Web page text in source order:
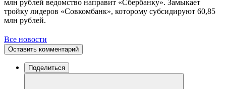
млн рублей ведомство направит «Сбербанку». Замыкает
тройку лидеров «Совкомбанк», которому субсидируют 60,85
млн рублей.
Все новости
Оставить комментарий
Поделиться